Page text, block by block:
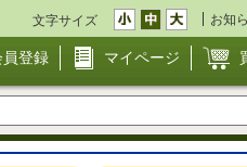
文字サイズ お知
員登録 マイページ